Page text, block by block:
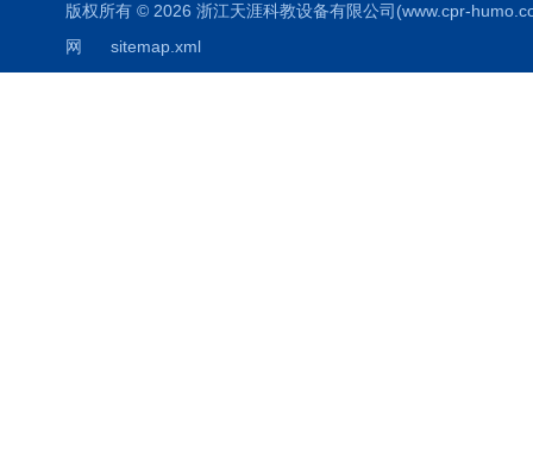
版权所有 © 2026 浙江天涯科教设备有限公司(www.cpr-
网
sitemap.xml